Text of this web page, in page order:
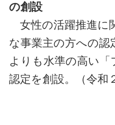
の創設
女性の活躍推進に
な事業主の方への認
よりも水準の高い「
認定を創設。（令和